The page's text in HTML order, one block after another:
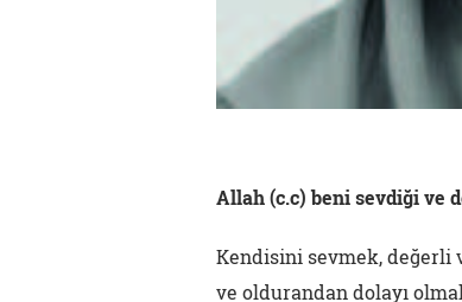
Allah (c.c) beni sevdiği ve
Kendisini sevmek, değerli
ve oldurandan dolayı